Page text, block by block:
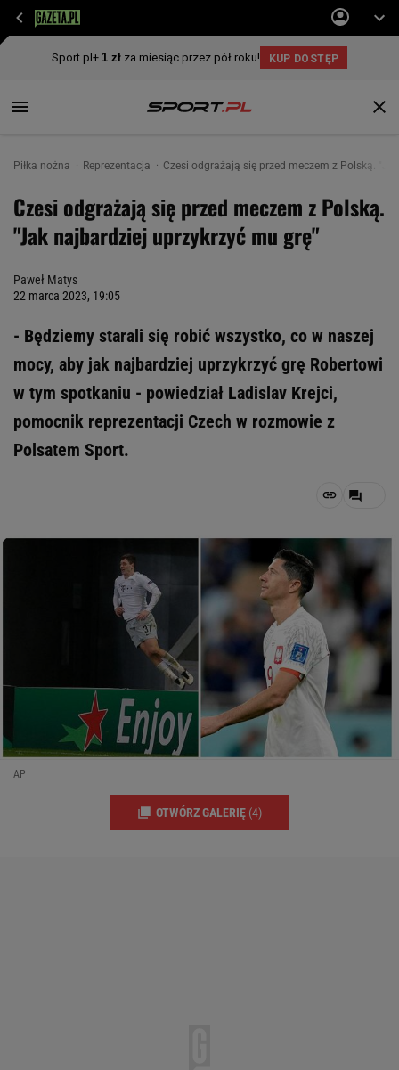
Piłka nożna Reprezentacja Czesi odgrażają się przed meczem z Polską.
Czesi odgrażają się przed meczem z Polską.
"Jak najbardziej uprzykrzyć mu grę"
Paweł Matys
22 marca 2023, 19:05
- Będziemy starali się robić wszystko, co w naszej
mocy, aby jak najbardziej uprzykrzyć grę Robertowi
w tym spotkaniu - powiedział Ladislav Krejci,
pomocnik reprezentacji Czech w rozmowie z
Polsatem Sport.
AP
OTWÓRZ GALERIĘ (4)